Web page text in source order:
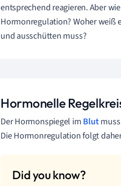
entsprechend reagieren. Aber
Hormonregulation? Woher weiß
und ausschütten muss?
Hormonelle
Der Hormonspiegel im Blutmuss
Die Hormonregulation folgt